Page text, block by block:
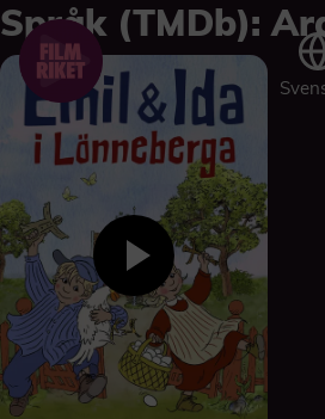
Språk (TMDb):